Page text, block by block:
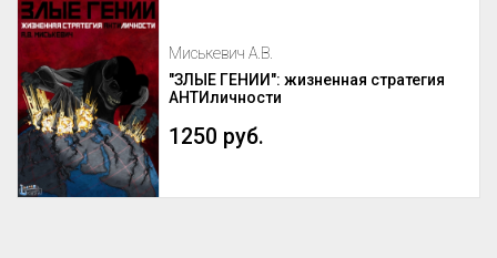
Миськевич А.В.
"ЗЛЫЕ ГЕНИИ": жизненная стратегия
АНТИличности
1250 руб.